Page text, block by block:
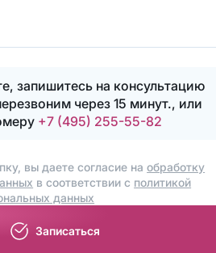
запишитесь на консультацию
через 15 минут., или
+7 (495) 255-55-82
вы даете согласие наобработку
в соответствии с политикой
данных
Записаться